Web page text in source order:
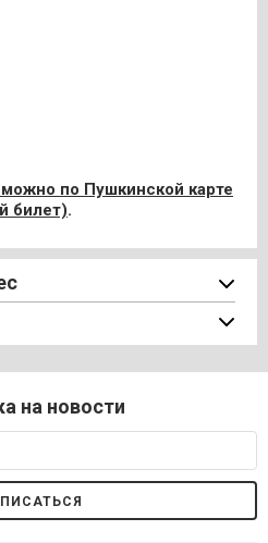
можно по Пушкинской карте
билет).
на новости